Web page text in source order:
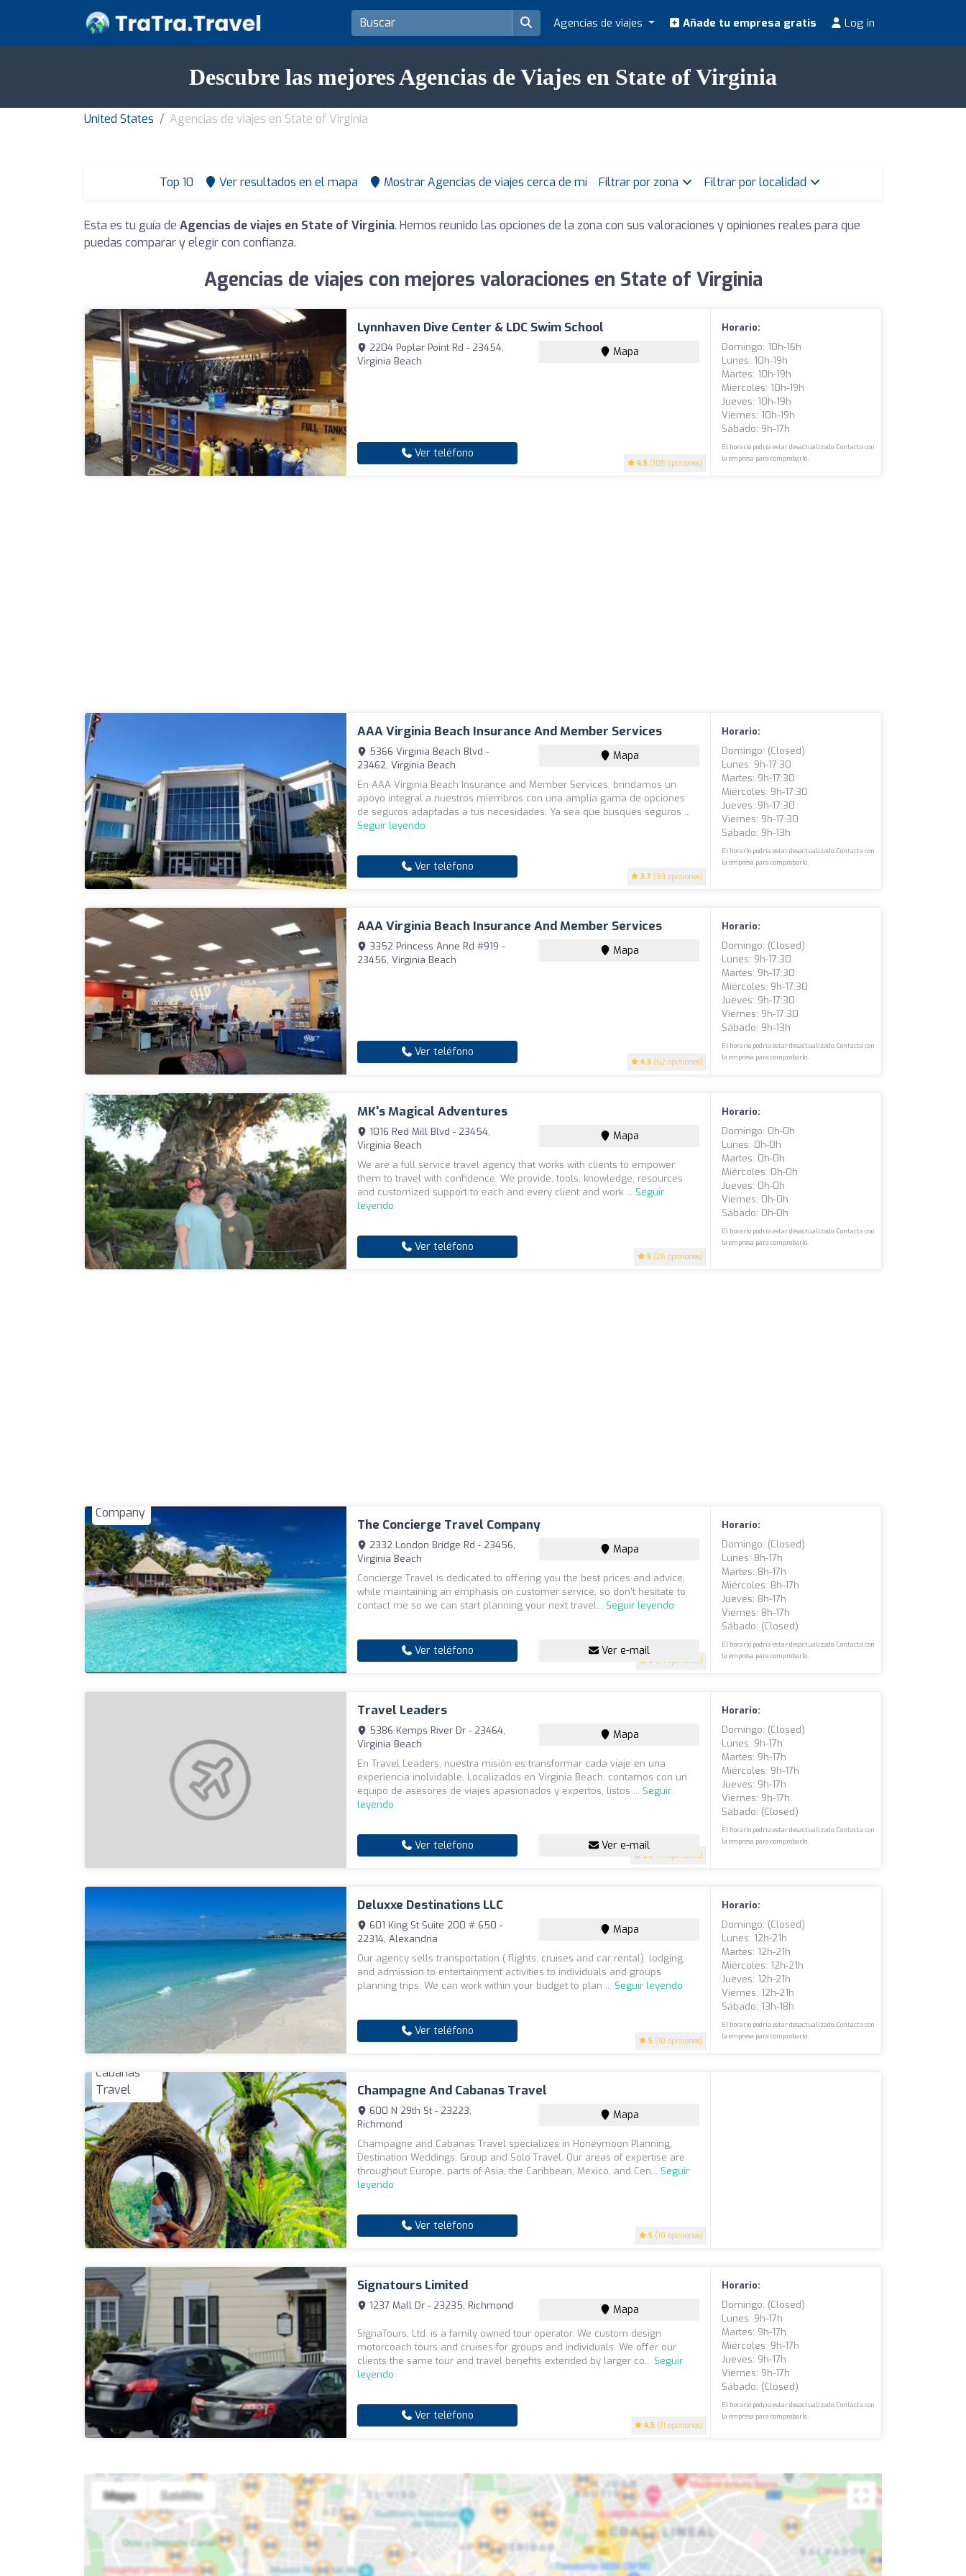
Agencias de viajes Añade tu empresa gratis Log in
Descubre las mejores Agencias de Viajes en State of Virginia
United States Agencias de viajes en State of Virginia
Top 10 Ver resultados en el mapa Mostrar Agencias de viajes cerca de mí Filtrar por zona Filtrar por localidad
Esta es tu guía de Agencias de viajes en State of Virginia. Hemos reunido las opciones de la zona con sus valoraciones y opiniones reales para que
puedas comparar y elegir con confianza.
Agencias de viajes con mejores valoraciones en State of Virginia
Lynnhaven Dive Center & LDC Swim School
4.5 (105 opiniones)
2204 Poplar Point Rd - 23454,
Virginia Beach
Mapa
Ver teléfono
Horario:
Domingo: 10h-16h
Lunes: 10h-19h
Martes: 10h-19h
Miércoles: 10h-19h
Jueves: 10h-19h
Viernes: 10h-19h
Sábado: 9h-17h
El horario podría estar desactualizado. Contacta con
la empresa para comprobarlo.
AAA Virginia Beach Insurance And Member Services
3.7 (93 opiniones)
5366 Virginia Beach Blvd -
23462, Virginia Beach
Mapa
En AAA Virginia Beach Insurance and Member Services, brindamos un
apoyo integral a nuestros miembros con una amplia gama de opciones
de seguros adaptadas a tus necesidades. Ya sea que busques seguros ...
Seguir leyendo
Ver teléfono
Horario:
Domingo: (closed)
Lunes: 9h-17:30
Martes: 9h-17:30
Miércoles: 9h-17:30
Jueves: 9h-17:30
Viernes: 9h-17:30
Sábado: 9h-13h
El horario podría estar desactualizado. Contacta con
la empresa para comprobarlo.
AAA Virginia Beach Insurance And Member Services
4.3 (62 opiniones)
3352 Princess Anne Rd #919 -
23456, Virginia Beach
Mapa
Ver teléfono
Horario:
Domingo: (closed)
Lunes: 9h-17:30
Martes: 9h-17:30
Miércoles: 9h-17:30
Jueves: 9h-17:30
Viernes: 9h-17:30
Sábado: 9h-13h
El horario podría estar desactualizado. Contacta con
la empresa para comprobarlo.
MK's Magical Adventures
5 (26 opiniones)
1016 Red Mill Blvd - 23454,
Virginia Beach
Mapa
We are a full service travel agency that works with clients to empower
them to travel with confidence. We provide, tools, knowledge, resources
and customized support to each and every client and work ... Seguir
leyendo
Ver teléfono
Horario:
Domingo: 0h-0h
Lunes: 0h-0h
Martes: 0h-0h
Miércoles: 0h-0h
Jueves: 0h-0h
Viernes: 0h-0h
Sábado: 0h-0h
El horario podría estar desactualizado. Contacta con
la empresa para comprobarlo.
The Concierge Travel Company
5 (14 opiniones)
2332 London Bridge Rd - 23456,
Virginia Beach
Mapa
Concierge Travel is dedicated to offering you the best prices and advice,
while maintaining an emphasis on customer service, so don’t hesitate to
contact me so we can start planning your next travel... Seguir leyendo
Ver teléfono Ver e-mail
Horario:
Domingo: (closed)
Lunes: 8h-17h
Martes: 8h-17h
Miércoles: 8h-17h
Jueves: 8h-17h
Viernes: 8h-17h
Sábado: (closed)
El horario podría estar desactualizado. Contacta con
la empresa para comprobarlo.
Travel Leaders
3.7 (17 opiniones)
5386 Kemps River Dr - 23464,
Virginia Beach
Mapa
En Travel Leaders, nuestra misión es transformar cada viaje en una
experiencia inolvidable. Localizados en Virginia Beach, contamos con un
equipo de asesores de viajes apasionados y expertos, listos ... Seguir
leyendo
Ver teléfono Ver e-mail
Horario:
Domingo: (closed)
Lunes: 9h-17h
Martes: 9h-17h
Miércoles: 9h-17h
Jueves: 9h-17h
Viernes: 9h-17h
Sábado: (closed)
El horario podría estar desactualizado. Contacta con
la empresa para comprobarlo.
Deluxxe Destinations LLC
5 (10 opiniones)
601 King St Suite 200 # 650 -
22314, Alexandria
Mapa
Our agency sells transportation ( flights, cruises and car rental), lodging,
and admission to entertainment activities to individuals and groups
planning trips. We can work within your budget to plan ... Seguir leyendo
Ver teléfono
Horario:
Domingo: (closed)
Lunes: 12h-21h
Martes: 12h-21h
Miércoles: 12h-21h
Jueves: 12h-21h
Viernes: 12h-21h
Sábado: 13h-18h
El horario podría estar desactualizado. Contacta con
la empresa para comprobarlo.
Champagne And Cabanas Travel
5 (10 opiniones)
600 N 29th St - 23223,
Richmond
Mapa
Champagne and Cabanas Travel specializes in Honeymoon Planning,
Destination Weddings, Group and Solo Travel. Our areas of expertise are
throughout Europe, parts of Asia, the Caribbean, Mexico, and Cen... Seguir
leyendo
Ver teléfono
Signatours Limited
4.5 (11 opiniones)
1237 Mall Dr - 23235, Richmond Mapa
SignaTours, Ltd. is a family owned tour operator. We custom design
motorcoach tours and cruises for groups and individuals. We offer our
clients the same tour and travel benefits extended by larger co... Seguir
leyendo
Ver teléfono
Horario:
Domingo: (closed)
Lunes: 9h-17h
Martes: 9h-17h
Miércoles: 9h-17h
Jueves: 9h-17h
Viernes: 9h-17h
Sábado: (closed)
El horario podría estar desactualizado. Contacta con
la empresa para comprobarlo.